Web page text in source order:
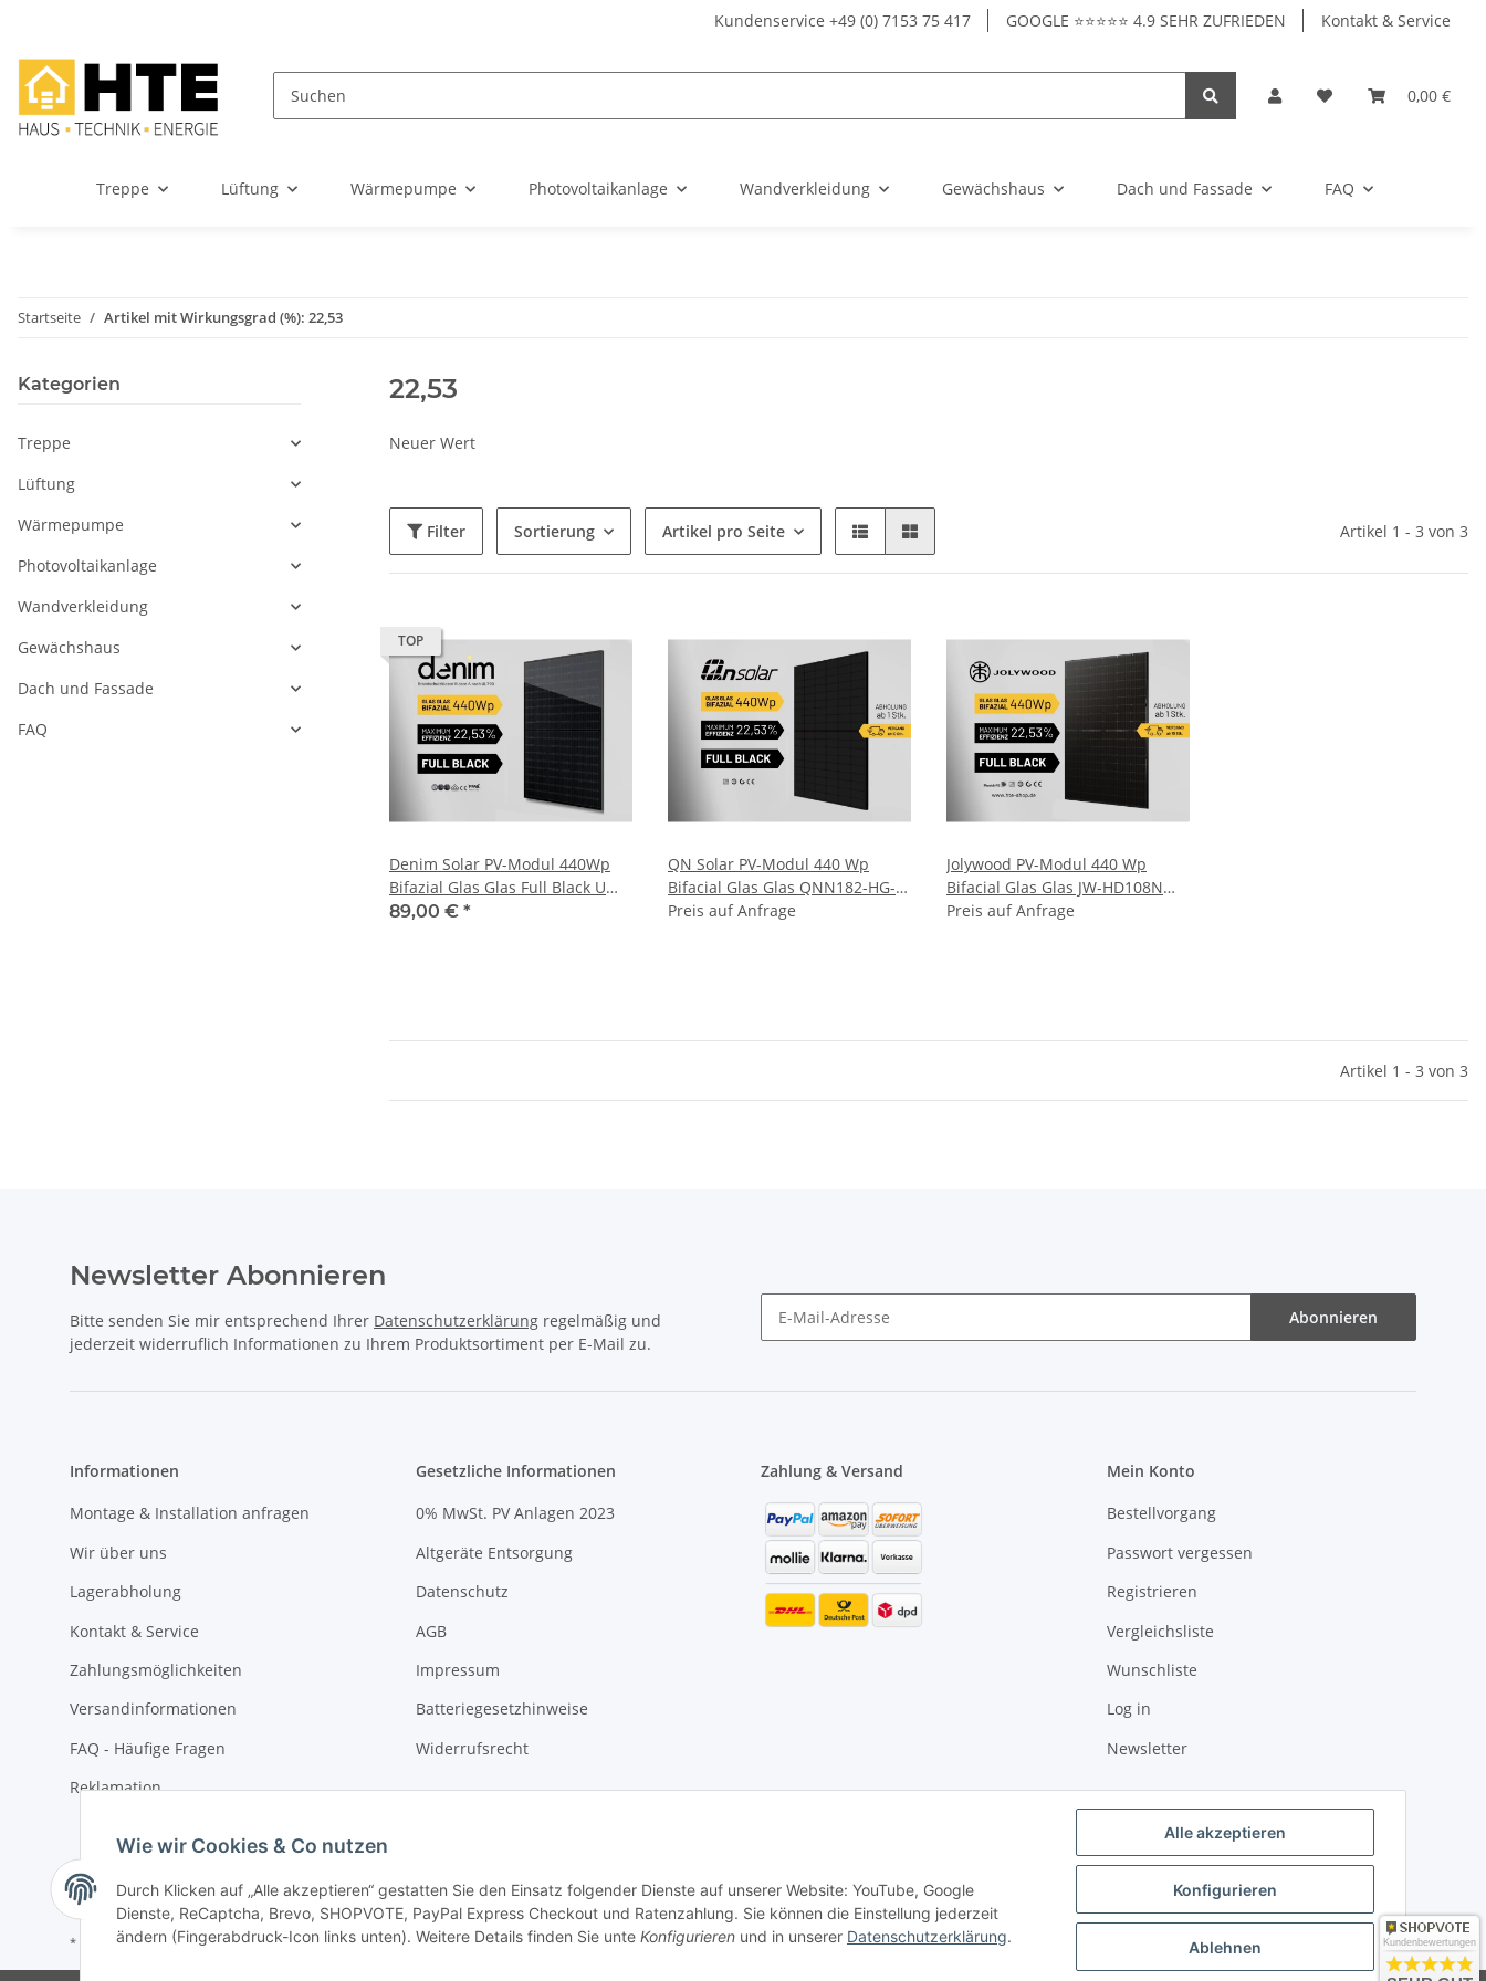
Kundenservice +49 (0) 7153 75 417 GOOGLE ⭐⭐⭐⭐⭐ 4.9 SEHR ZUFRIEDEN Kontakt & Service
0,00 €
Treppe Lüftung Wärmepumpe Photovoltaikanlage Wandverkleidung Gewächshaus Dach und Fassade FAQ
Startseite Artikel mit Wirkungsgrad (%): 22,53
22,53
Neuer Wert
Filter Sortierung Artikel pro Seite Artikel 1 - 3 von 3
TOP
Denim Solar PV-Modul 440Wp
Bifazial Glas Glas Full Black U
N3-440BBG-108H Schwarz
89,00 € *
QN Solar PV-Modul 440 Wp
Bifacial Glas Glas QNN182-HG-
54-440W-FB Schwarz Solarpanel
Preis auf Anfrage
Jolywood PV-Modul 440 Wp
Bifacial Glas Glas JW-HD108N
440W Schwarz Solarpanel
Preis auf Anfrage
Artikel 1 - 3 von 3
Kategorien
Treppe
Lüftung
Wärmepumpe
Photovoltaikanlage
Wandverkleidung
Gewächshaus
Dach und Fassade
FAQ
Newsletter Abonnieren
Bitte senden Sie mir entsprechend Ihrer Datenschutzerklärung regelmäßig und
jederzeit widerruflich Informationen zu Ihrem Produktsortiment per E-Mail zu.
Abonnieren
Informationen
Montage & Installation anfragen
Wir über uns
Lagerabholung
Kontakt & Service
Zahlungsmöglichkeiten
Versandinformationen
FAQ - Häufige Fragen
Reklamation
Gesetzliche Informationen
0% MwSt. PV Anlagen 2023
Altgeräte Entsorgung
Datenschutz
AGB
Impressum
Batteriegesetzhinweise
Widerrufsrecht
Zahlung & Versand Mein Konto
Bestellvorgang
Passwort vergessen
Registrieren
Vergleichsliste
Wunschliste
Log in
Newsletter
* Alle Preise inkl. gesetzlicher USt., zzgl.Versand
Wie wir Cookies & Co nutzen
Durch Klicken auf „Alle akzeptieren“ gestatten Sie den Einsatz folgender Dienste auf unserer Website: YouTube, Google
Dienste, ReCaptcha, Brevo, SHOPVOTE, PayPal Express Checkout und Ratenzahlung. Sie können die Einstellung jederzeit
ändern (Fingerabdruck-Icon links unten). Weitere Details finden Sie unte Konfigurieren und in unserer Datenschutzerklärung.
Alle akzeptieren
Konfigurieren
Ablehnen Kundenbewertungen